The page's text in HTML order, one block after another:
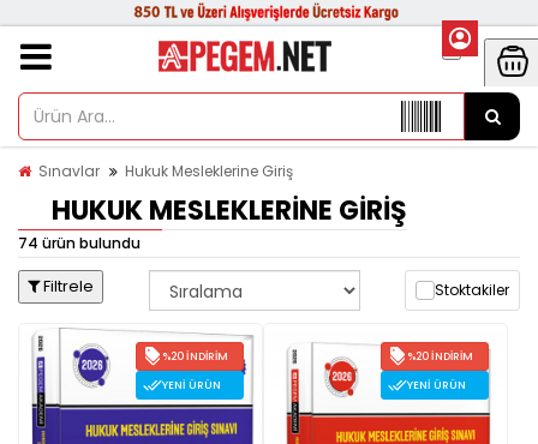
Sınavlar Hukuk Mesleklerine Giriş
HUKUK MESLEKLERINE GIRIŞ
74 ürün bulundu
Filtrele Stoktakiler
%20 İNDIRIM
YENI ÜRÜN
%20 İNDIRIM
YENI ÜRÜN